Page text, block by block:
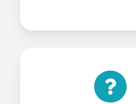
vos